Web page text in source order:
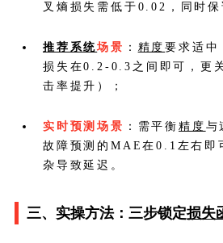
叉熵损失需低于0.02，同时保
推荐系统场景 ： 精度要求适中
损失在0.2-0.3之间即可，更
击率提升）；
实时预测场景 ：需平衡精度 与
故障预测的MAE在0.1左右即
杂导致延迟。
三、实操方法：三步锁定损失